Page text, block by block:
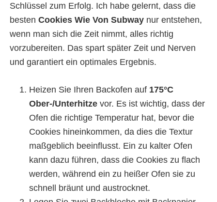
Schlüssel zum Erfolg. Ich habe gelernt, dass die
besten Cookies Wie Von Subway nur entstehen,
wenn man sich die Zeit nimmt, alles richtig
vorzubereiten. Das spart später Zeit und Nerven
und garantiert ein optimales Ergebnis.
Heizen Sie Ihren Backofen auf 175°C
Ober-/Unterhitze vor. Es ist wichtig, dass der
Ofen die richtige Temperatur hat, bevor die
Cookies hineinkommen, da dies die Textur
maßgeblich beeinflusst. Ein zu kalter Ofen
kann dazu führen, dass die Cookies zu flach
werden, während ein zu heißer Ofen sie zu
schnell bräunt und austrocknet.